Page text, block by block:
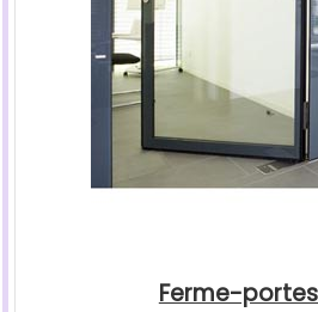
Ferme-